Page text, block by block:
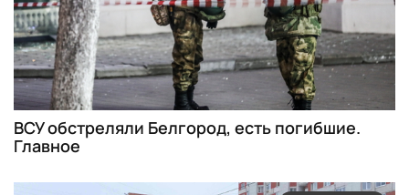
ВСУ обстреляли Белгород, есть погибшие.
Главное